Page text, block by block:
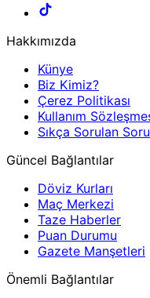
Hakkımızda
Künye
Biz Kimiz?
Çerez Politikası
Kullanım
Sıkça Sorulan
Güncel Bağlantılar
Döviz Kurları
Maç Merkezi
Taze Haberler
Puan Durumu
Gazete Manşetleri
Önemli Bağlantılar